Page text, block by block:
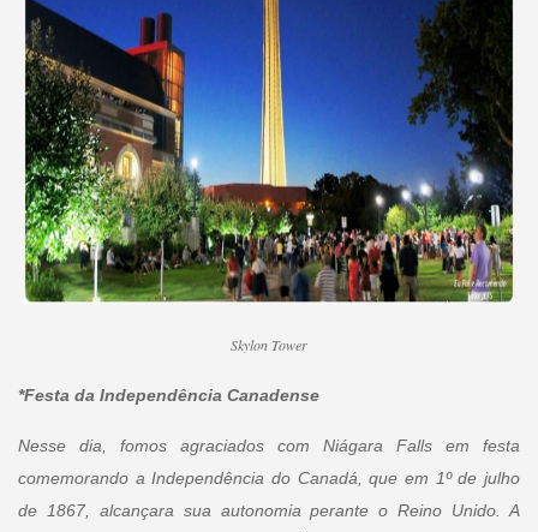
Skylon Tower
*Festa da Independência Canadense
Nesse dia, fomos agraciados com Niágara Falls em festa
comemorando a Independência do Canadá, que em 1º de julho
de 1867, alcançara sua autonomia perante o Reino Unido. A